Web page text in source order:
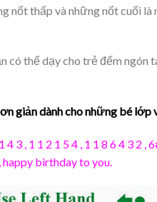
nốt thấp và những nốt cuối
có thể dạy cho trẻ đếm
giản dành cho những bé
4 3 , 1 1 2 1 5 4 , 1 1 8 6 4 3 2
birthday to you.